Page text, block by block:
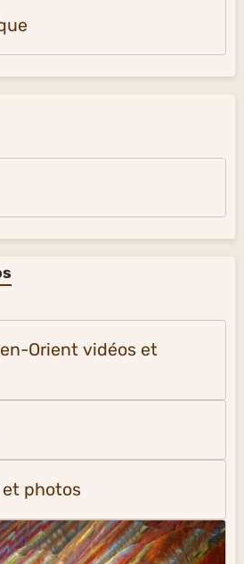
Orient vidéos et
et photos